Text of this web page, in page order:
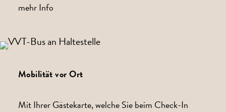
mehr Info
Mobilität vor Ort
Mit Ihrer Gästekarte, welche Sie beim Check-In